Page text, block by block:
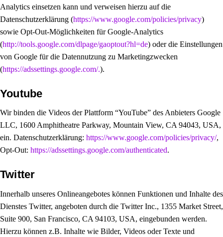
Analytics einsetzen kann und verweisen hierzu auf die
Datenschutzerklärung (https://www.google.com/policies/privacy)
sowie Opt-Out-Möglichkeiten für Google-Analytics
(http://tools.google.com/dlpage/gaoptout?hl=de) oder die Einstellungen
von Google für die Datennutzung zu Marketingzwecken
(https://adssettings.google.com/.).
Youtube
Wir binden die Videos der Plattform “YouTube” des Anbieters Google
LLC, 1600 Amphitheatre Parkway, Mountain View, CA 94043, USA,
ein. Datenschutzerklärung: https://www.google.com/policies/privacy/,
Opt-Out: https://adssettings.google.com/authenticated.
Twitter
Innerhalb unseres Onlineangebotes können Funktionen und Inhalte des
Dienstes Twitter, angeboten durch die Twitter Inc., 1355 Market Street,
Suite 900, San Francisco, CA 94103, USA, eingebunden werden.
Hierzu können z.B. Inhalte wie Bilder, Videos oder Texte und